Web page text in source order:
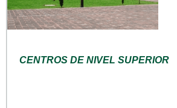
CENTROS DE NIVEL SUPERIOR